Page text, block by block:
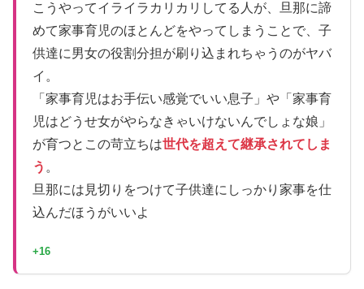
こうやってイライラカリカリしてる人が、旦那に諦
めて家事育児のほとんどをやってしまうことで、子
供達に男女の役割分担が刷り込まれちゃうのがヤバ
イ。
「家事育児はお手伝い感覚でいい息子」や「家事育
児はどうせ女がやらなきゃいけないんでしょな娘」
が育つとこの苛立ちは世代を超えて継承されてしま
う 。
旦那には見切りをつけて子供達にしっかり家事を仕
込んだほうがいいよ
+16